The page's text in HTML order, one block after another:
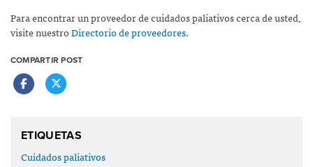
Para encontrar un proveedor de cuidados paliativos cerca de usted,
visite nuestroDirectorio de proveedores.
COMPARTIR POST
ETIQUETAS
Cuidados paliativos